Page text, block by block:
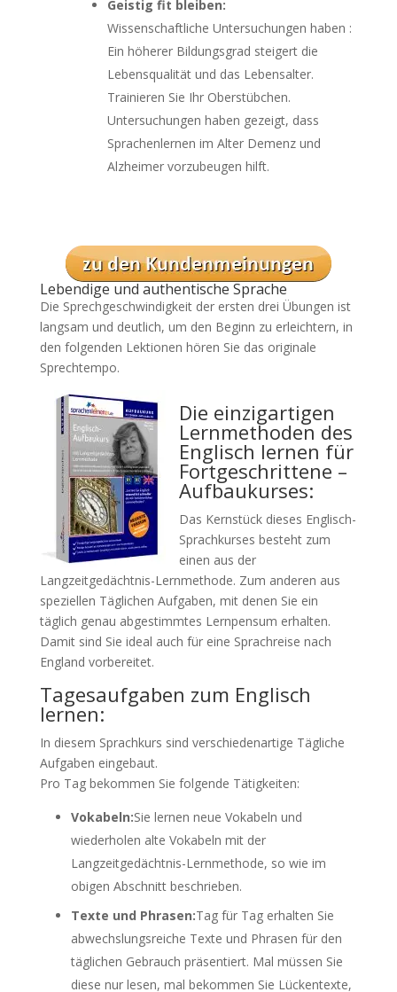
Geistig fit bleiben:
Wissenschaftliche Untersuchungen haben :
Ein höherer Bildungsgrad steigert die
Lebensqualität und das Lebensalter.
Trainieren Sie Ihr Oberstübchen.
Untersuchungen haben gezeigt, dass
Sprachenlernen im Alter Demenz und
Alzheimer vorzubeugen hilft.
Lebendige und authentische Sprache
Die Sprechgeschwindigkeit der ersten drei Übungen ist
langsam und deutlich, um den Beginn zu erleichtern, in
den folgenden Lektionen hören Sie das originale
Sprechtempo.
Die einzigartigen
Lernmethoden des
Englisch lernen für
Fortgeschrittene –
Aufbaukurses:
Das Kernstück dieses Englisch-
Sprachkurses besteht zum
einen aus der
Langzeitgedächtnis-Lernmethode. Zum anderen aus
speziellen Täglichen Aufgaben, mit denen Sie ein
täglich genau abgestimmtes Lernpensum erhalten.
Damit sind Sie ideal auch für eine Sprachreise nach
England vorbereitet.
Tagesaufgaben zum Englisch
lernen:
In diesem Sprachkurs sind verschiedenartige Tägliche
Aufgaben eingebaut.
Pro Tag bekommen Sie folgende Tätigkeiten:
Vokabeln:Sie lernen neue Vokabeln und
wiederholen alte Vokabeln mit der
Langzeitgedächtnis-Lernmethode, so wie im
obigen Abschnitt beschrieben.
Texte und Phrasen:Tag für Tag erhalten Sie
abwechslungsreiche Texte und Phrasen für den
täglichen Gebrauch präsentiert. Mal müssen Sie
diese nur lesen, mal bekommen Sie Lückentexte,